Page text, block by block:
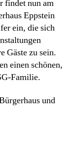
findet nun am
Eppstein
ein, die sich
Gäste zu sein.
einen schönen,
Familie.
und